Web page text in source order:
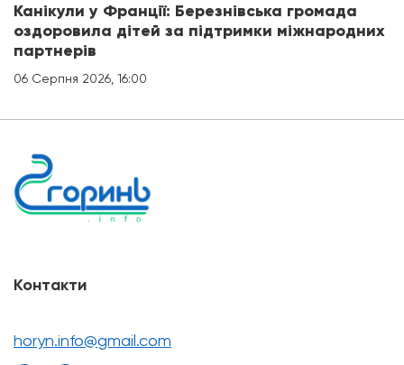
Канікули у Франції: Березнівська громада
оздоровила дітей за підтримки міжнародних
партнерів
06 Серпня 2026, 16:00
Контакти
horyn.info@gmail.com